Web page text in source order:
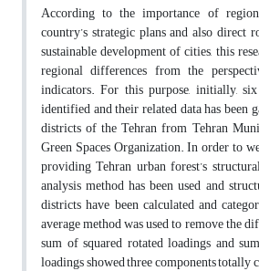
According to the importance of
country’s strategic plans and also direct
sustainable development of cities, this
regional differences from the
indicators. For this purpose, initially,
identified and their related data has been
districts of the Tehran from Tehran
Green Spaces Organization. In order to
providing Tehran urban forest’s
analysis method has been used and
districts have been calculated and
average method was used to remove the
sum of squared rotated loadings and
loadings showed three components totally